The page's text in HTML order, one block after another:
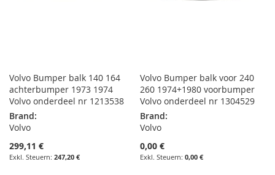
Volvo Bumper balk 140 164
achterbumper 1973 1974
Volvo onderdeel nr 1213538
Brand:
Volvo
299,11 €
247,20 €
Volvo Bumper balk voor 240
260 1974+1980 voorbumper
Volvo onderdeel nr 1304529
Brand:
Volvo
0,00 €
0,00 €